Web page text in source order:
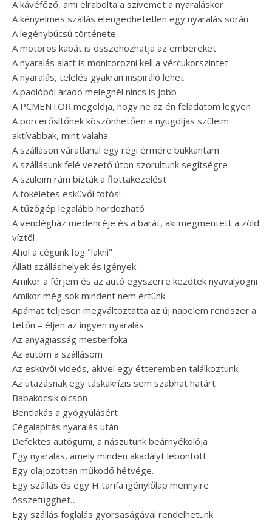
A kávéfőző, ami elrabolta a szívemet a nyaraláskor
A kényelmes szállás elengedhetetlen egy nyaralás során
A legénybúcsú története
A motoros kabát is összehozhatja az embereket
A nyaralás alatt is monitorozni kell a vércukorszintet
A nyaralás, telelés gyakran inspiráló lehet
A padlóból áradó melegnél nincs is jobb
A PCMENTOR megoldja, hogy ne az én feladatom legyen
A porcerősítőnek köszönhetően a nyugdíjas szüleim
aktívabbak, mint valaha
A szálláson váratlanul egy régi érmére bukkantam
A szállásunk felé vezető úton szorultunk segítségre
A szüleim rám bízták a flottakezelést
A tökéletes esküvői fotós!
A tűzőgép legalább hordozható
A vendégház medencéje és a barát, aki megmentett a zöld
víztől
Ahol a cégünk fog "lakni"
Állati szálláshelyek és igények
Amikor a férjem és az autó egyszerre kezdtek nyavalyogni
Amikor még sok mindent nem értünk
Apámat teljesen megváltoztatta az új napelem rendszer a
tetőn – éljen az ingyen nyaralás
Az anyagiasság mesterfoka
Az autóm a szállásom
Az esküvői videós, akivel egy étteremben találkoztunk
Az utazásnak egy táskakrízis sem szabhat határt
Babakocsik olcsón
Bentlakás a gyógyulásért
Cégalapítás nyaralás után
Defektes autógumi, a nászutunk beárnyékolója
Egy nyaralás, amely minden akadályt lebontott
Egy olajozottan működő hétvége.
Egy szállás és egy H tarifa igénylőlap mennyire
összefügghet…
Egy szállás foglalás gyorsaságával rendelhetünk